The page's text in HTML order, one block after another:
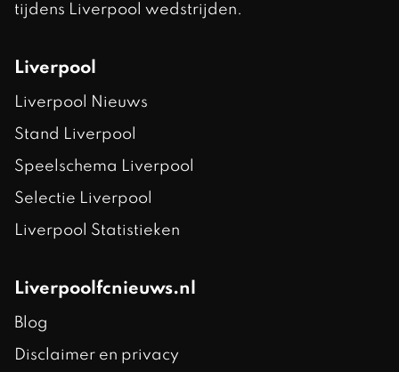
tijdens Liverpool wedstrijden.
Liverpool
Liverpool Nieuws
Stand Liverpool
Speelschema Liverpool
Selectie Liverpool
Liverpool Statistieken
Liverpoolfcnieuws.nl
Blog
Disclaimer en privacy